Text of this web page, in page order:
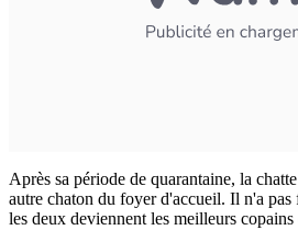
Après sa période de quarantaine, la
autre chaton du foyer d'accueil. Il n'a
les deux deviennent les meilleurs copains